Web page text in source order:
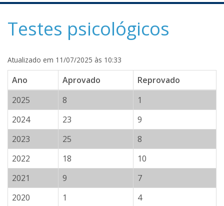
Testes psicológicos
Atualizado em 11/07/2025 às 10:33
Ano Aprovado
Reprovado
2025
8
1
2024
23
9
2023
25
8
2022
18
10
2021
9
7
2020
1
4